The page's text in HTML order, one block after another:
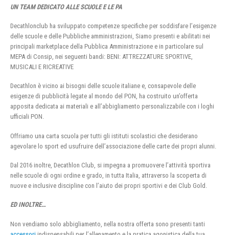
UN TEAM DEDICATO ALLE SCUOLE E LE PA
Decathlonclub ha sviluppato competenze specifiche per soddisfare l’esigenze
delle scuole e delle Pubbliche amministrazioni, Siamo presenti e abilitati nei
principali marketplace della Pubblica Amministrazione e in particolare sul
MEPA di Consip, nei seguenti bandi: BENI: ATTREZZATURE SPORTIVE,
MUSICALI E RICREATIVE
Decathlon è vicino ai bisogni delle scuole italiane e, consapevole delle
esigenze di pubblicità legate al mondo del PON, ha costruito un’offerta
apposita dedicata ai materiali e all’abbigliamento personalizzabile con i loghi
ufficiali PON.
Offriamo una carta scuola per tutti gli istituti scolastici che desiderano
agevolare lo sport ed usufruire dell’associazione delle carte dei propri alunni.
Dal 2016 inoltre, Decathlon Club, si impegna a promuovere l’attività sportiva
nelle scuole di ogni ordine e grado, in tutta Italia, attraverso la scoperta di
nuove e inclusive discipline con l’aiuto dei propri sportivi e dei Club Gold.
ED INOLTRE…
Non vendiamo solo abbigliamento, nella nostra offerta sono presenti tanti